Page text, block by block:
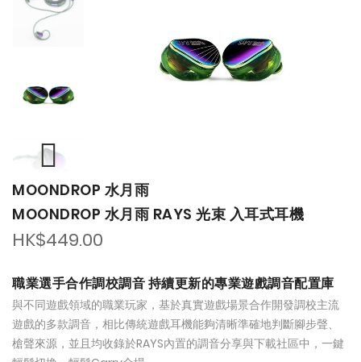
MOONDROP 水月雨
MOONDROP 水月雨 RAYS 光束 入耳式耳機
HK$449.00
職業選手合作調校調音 持續更新的專業遊戲調音配置庫
與不同遊戲領域的職業玩家，基於真實遊戲場景合作開發調校主流
遊戲的多款調音，相比傳統遊戲耳機能夠清晰準確地判斷腳步聲、
槍聲來源，並且均收錄於RAYS內置的調音分享與下載社區中，一鍵